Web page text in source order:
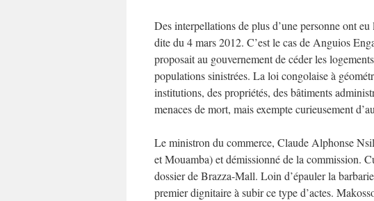
Des interpellations de plus d’une personne ont
dite du 4 mars 2012. C’est le cas de Anguios
proposait au gouvernement de céder les
populations sinistrées. La loi congolaise à
institutions, des propriétés, des bâtiments
menaces de mort, mais exempte curieusement
Le ministron du commerce, Claude Alphonse
et Mouamba) et démissionné de la commission.
dossier de Brazza-Mall. Loin d’épauler la
premier dignitaire à subir ce type d’actes.